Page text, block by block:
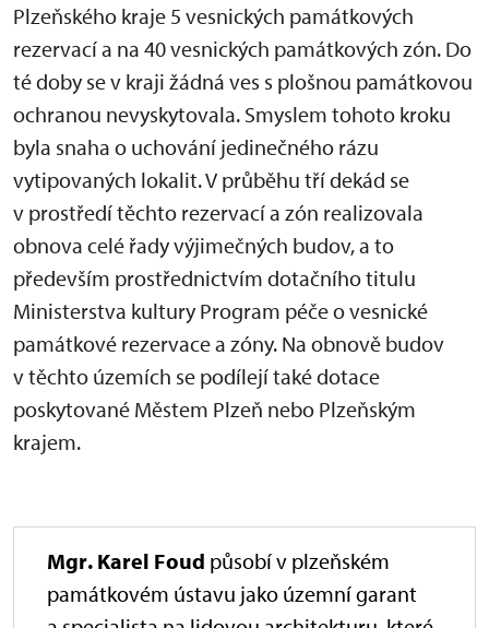
Plzeňského kraje 5 vesnických památkových
rezervací a na 40 vesnických památkových zón. Do
té doby se v kraji žádná ves s plošnou památkovou
ochranou nevyskytovala. Smyslem tohoto kroku
byla snaha o uchování jedinečného rázu
vytipovaných lokalit. V průběhu tří dekád se
v prostředí těchto rezervací a zón realizovala
obnova celé řady výjimečných budov, a to
především prostřednictvím dotačního titulu
Ministerstva kultury Program péče o vesnické
památkové rezervace a zóny. Na obnově budov
v těchto územích se podílejí také dotace
poskytované Městem Plzeň nebo Plzeňským
krajem.
Mgr. Karel Foud působí v plzeňském
památkovém ústavu jako územní garant